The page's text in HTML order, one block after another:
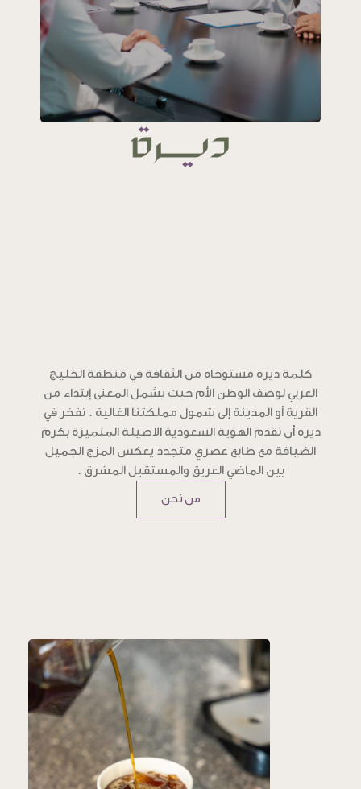
كلمة ديره مستوحاه من الثقافة في منطقة الخليج
العربي لوصف الوطن الأم حيث يشمل المعنى إبتداء من
القرية أو المدينة إلى شمول مملكتنا الغالية . نفخر في
ديره أن نقدم الهوية السعودية الاصيلة المتميزة بكرم
الضيافة مع طابع عصري متجدد يعكس المزج الجميل
بين الماضي العريق والمستقبل المشرق .
من نحن